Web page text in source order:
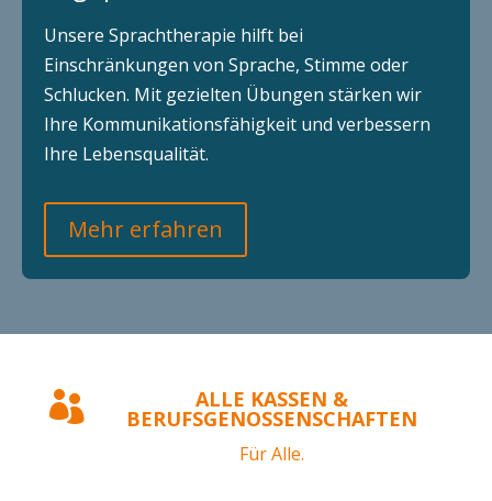
Unsere Sprachtherapie hilft bei
Einschränkungen von Sprache, Stimme oder
Schlucken. Mit gezielten Übungen stärken wir
Ihre Kommunikationsfähigkeit und verbessern
Ihre Lebensqualität.
Mehr erfahren
 ALLE KASSEN &
BERUFSGENOSSENSCHAFTEN
Für Alle.